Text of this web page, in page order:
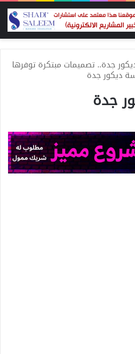
جدة.. تصميمات مبتكرة توفرها
ديكور جدة
جدة